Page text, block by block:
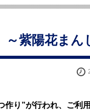
紫陽花まん
作り”が行われ、ご利